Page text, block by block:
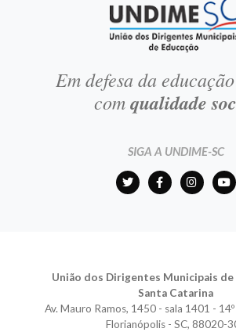
Em defesa da
comqualidade
SIGA A UNDIME-SC
União dos Dirigentes Municipais de
Santa Catarina
Av. Mauro Ramos, 1450 - sala 1401 -
Florianópolis - SC, 88020-